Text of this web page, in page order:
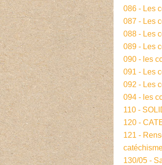
086 - Les
087 - Les
088 - Les
089 - Les
090 - les
091 - Les
092 - Les
094 - les
110 -
120 -
121 -
130/05 -